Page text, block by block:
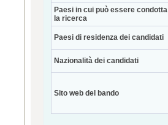
Paesi in cui può essere condotta
la ricerca
Paesi di residenza dei candidati
Nazionalità dei candidati
Sito web del bando